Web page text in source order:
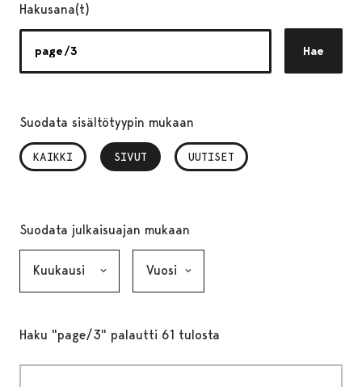
Hakusana(t)
Hae
Suodata sisältötyypin mukaan
KAIKKI SIVUT
, VALITTU UUTISET
Suodata julkaisuajan mukaan
Haku "page/3" palautti 61 tulosta